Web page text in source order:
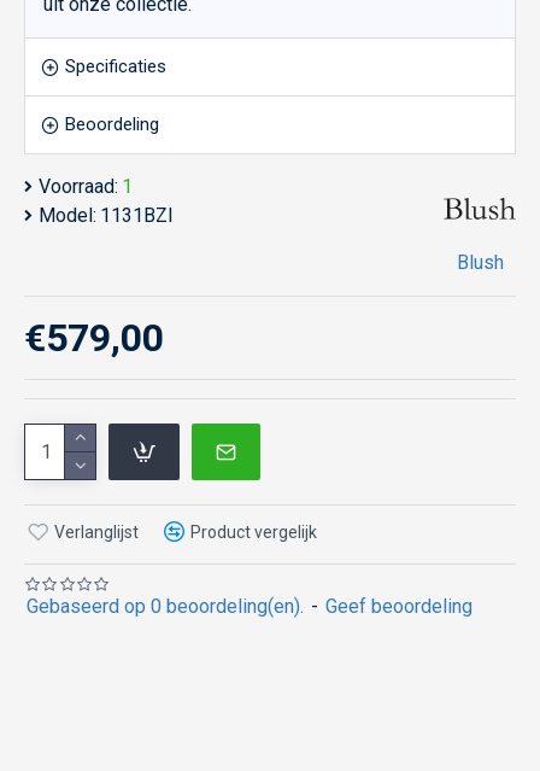
Specificaties
Beoordeling
Voorraad: 1
Model: 1131BZI
Blush
Gebaseerd op 0 beoordeling(en). - Geef beoordeling
€579,00
Verlanglijst Product vergelijk